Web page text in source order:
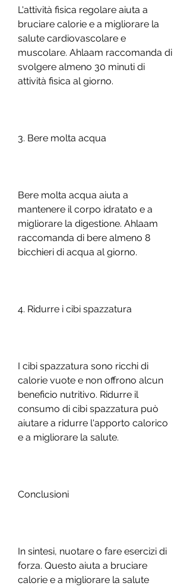
L'attività fisica regolare aiuta a
bruciare calorie e a migliorare la
salute cardiovascolare e
muscolare. Ahlaam raccomanda di
svolgere almeno 30 minuti di
attività fisica al giorno.
3. Bere molta acqua
Bere molta acqua aiuta a
mantenere il corpo idratato e a
migliorare la digestione. Ahlaam
raccomanda di bere almeno 8
bicchieri di acqua al giorno.
4. Ridurre i cibi spazzatura
I cibi spazzatura sono ricchi di
calorie vuote e non offrono alcun
beneficio nutritivo. Ridurre il
consumo di cibi spazzatura può
aiutare a ridurre l'apporto calorico
e a migliorare la salute.
Conclusioni
In sintesi, nuotare o fare esercizi di
forza. Questo aiuta a bruciare
calorie e a migliorare la salute